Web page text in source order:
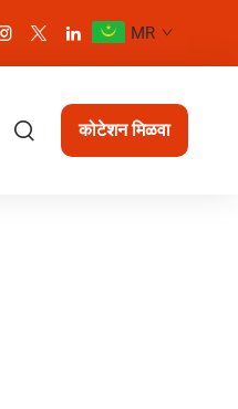
MR
कोटेशन मिळवा